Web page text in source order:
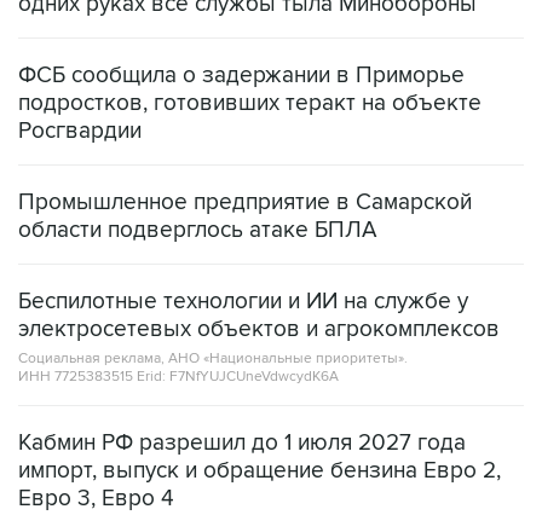
ФСБ сообщила о задержании в Приморье
подростков, готовивших теракт на объекте
Росгвардии
Промышленное предприятие в Самарской
области подверглось атаке БПЛА
Беспилотные технологии и ИИ на службе у
электросетевых объектов и агрокомплексов
Социальная реклама, АНО «Национальные приоритеты».
ИНН 7725383515 Erid: F7NfYUJCUneVdwcydK6A
Кабмин РФ разрешил до 1 июля 2027 года
импорт, выпуск и обращение бензина Евро 2,
Евро 3, Евро 4